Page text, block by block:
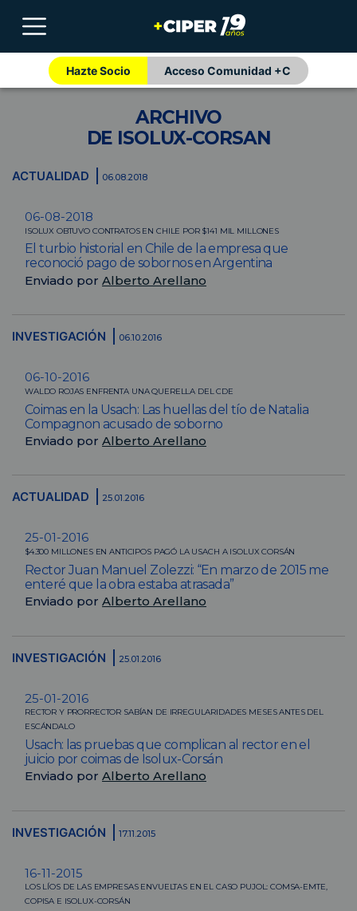
Hazte Socio Acceso Comunidad +C
ARCHIVO
DE ISOLUX-CORSAN
ACTUALIDAD 06.08.2018
06-08-2018
ISOLUX OBTUVO CONTRATOS EN CHILE POR $141 MIL MILLONES
El turbio historial en Chile de la empresa que
reconoció pago de sobornos en Argentina
Enviado por Alberto Arellano
INVESTIGACIÓN 06.10.2016
06-10-2016
WALDO ROJAS ENFRENTA UNA QUERELLA DEL CDE
Coimas en la Usach: Las huellas del tío de Natalia
Compagnon acusado de soborno
Enviado por Alberto Arellano
ACTUALIDAD 25.01.2016
25-01-2016
$4.300 MILLONES EN ANTICIPOS PAGÓ LA USACH A ISOLUX CORSÁN
Rector Juan Manuel Zolezzi: “En marzo de 2015 me
enteré que la obra estaba atrasada”
Enviado por Alberto Arellano
INVESTIGACIÓN 25.01.2016
25-01-2016
RECTOR Y PRORRECTOR SABÍAN DE IRREGULARIDADES MESES ANTES DEL
ESCÁNDALO
Usach: las pruebas que complican al rector en el
juicio por coimas de Isolux-Corsán
Enviado por Alberto Arellano
INVESTIGACIÓN 17.11.2015
16-11-2015
LOS LÍOS DE LAS EMPRESAS ENVUELTAS EN EL CASO PUJOL: COMSA-EMTE,
COPISA E ISOLUX-CORSÁN